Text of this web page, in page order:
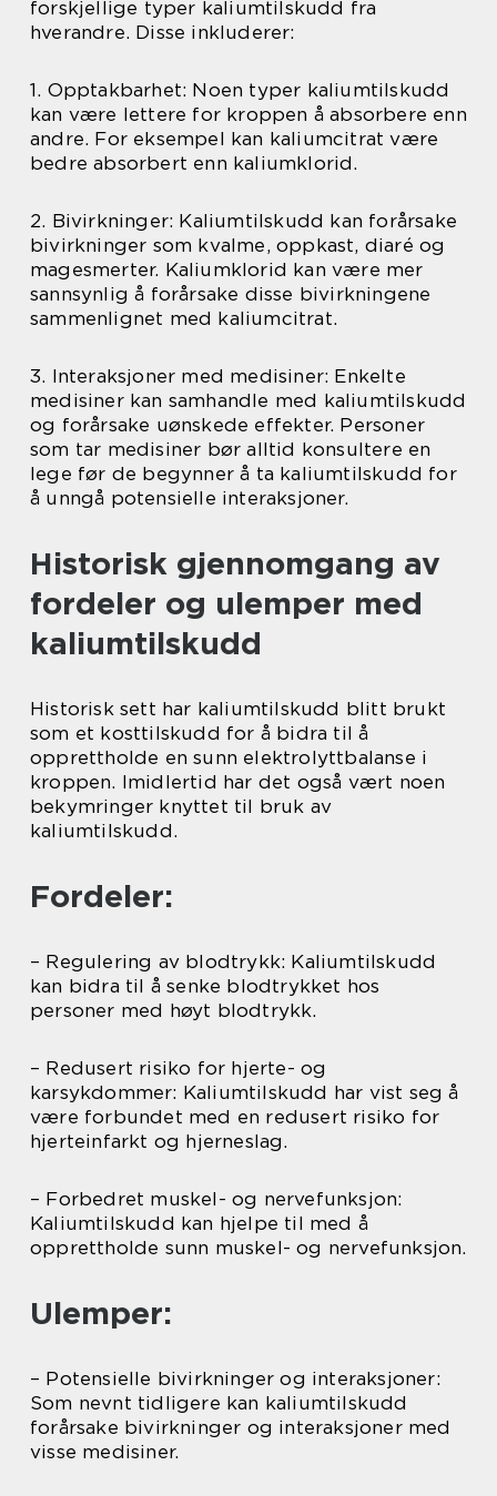
forskjellige typer kaliumtilskudd fra
hverandre. Disse inkluderer:
1. Opptakbarhet: Noen typer kaliumtilskudd
kan være lettere for kroppen å absorbere enn
andre. For eksempel kan kaliumcitrat være
bedre absorbert enn kaliumklorid.
2. Bivirkninger: Kaliumtilskudd kan forårsake
bivirkninger som kvalme, oppkast, diaré og
magesmerter. Kaliumklorid kan være mer
sannsynlig å forårsake disse bivirkningene
sammenlignet med kaliumcitrat.
3. Interaksjoner med medisiner: Enkelte
medisiner kan samhandle med kaliumtilskudd
og forårsake uønskede effekter. Personer
som tar medisiner bør alltid konsultere en
lege før de begynner å ta kaliumtilskudd for
å unngå potensielle interaksjoner.
Historisk gjennomgang av
fordeler og ulemper med
kaliumtilskudd
Historisk sett har kaliumtilskudd blitt brukt
som et kosttilskudd for å bidra til å
opprettholde en sunn elektrolyttbalanse i
kroppen. Imidlertid har det også vært noen
bekymringer knyttet til bruk av
kaliumtilskudd.
Fordeler:
– Regulering av blodtrykk: Kaliumtilskudd
kan bidra til å senke blodtrykket hos
personer med høyt blodtrykk.
– Redusert risiko for hjerte- og
karsykdommer: Kaliumtilskudd har vist seg å
være forbundet med en redusert risiko for
hjerteinfarkt og hjerneslag.
– Forbedret muskel- og nervefunksjon:
Kaliumtilskudd kan hjelpe til med å
opprettholde sunn muskel- og nervefunksjon.
Ulemper:
– Potensielle bivirkninger og interaksjoner:
Som nevnt tidligere kan kaliumtilskudd
forårsake bivirkninger og interaksjoner med
visse medisiner.